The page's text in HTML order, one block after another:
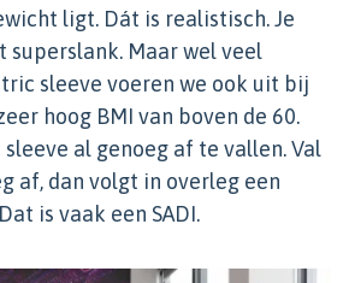
ligt. Dát is realistisch. Je
Maar wel veel
sleeve voeren we ook uit bij
hoog BMI van boven de 60.
sleeve al genoeg af te vallen. Val
af, dan volgt in overleg een
is vaak een SADI.